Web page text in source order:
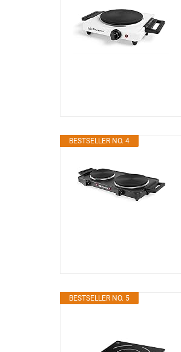
BESTSELLER NO. 4
BESTSELLER NO. 5